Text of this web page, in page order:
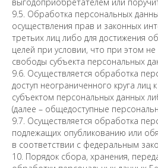
9.5. Обработка персональных
осуществления прав и законных
третьих лиц либо для достижения
целей при условии, что при этом
свободы субъекта персональных
9.6. Осуществляется обработка
доступ неограниченного круга лиц
субъектом персональных данных
(далее – общедоступные
9.7. Осуществляется обработка
подлежащих опубликованию или
в соответствии с федеральным
10. Порядок сбора, хранения,